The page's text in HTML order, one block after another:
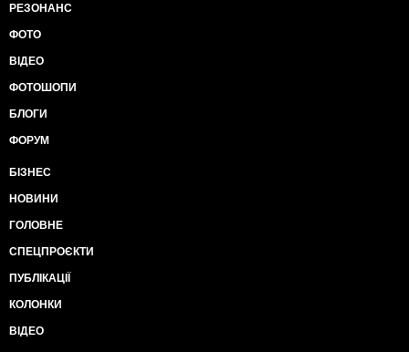
РЕЗОНАНС
ФОТО
ВІДЕО
ФОТОШОПИ
БЛОГИ
ФОРУМ
БІЗНЕС
НОВИНИ
ГОЛОВНЕ
СПЕЦПРОЄКТИ
ПУБЛІКАЦІЇ
КОЛОНКИ
ВІДЕО